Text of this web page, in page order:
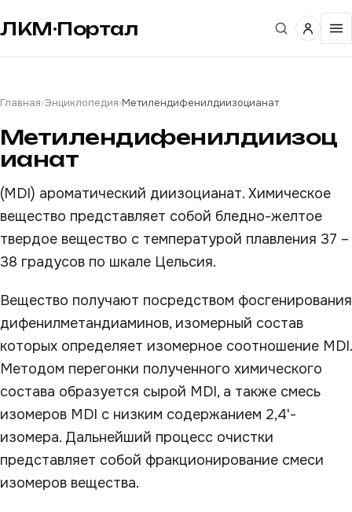
ЛКМ·Портал
Главная›Энциклопедия›Метилендифенилдиизоцианат
Метилендифенилдиизоц
ианат
(MDI) ароматический диизоцианат. Химическое
вещество представляет собой бледно-желтое
твердое вещество с температурой плавления 37 –
38 градусов по шкале Цельсия.
Вещество получают посредством фосгенирования
дифенилметандиаминов, изомерный состав
которых определяет изомерное соотношение MDI.
Методом перегонки полученного химического
состава образуется сырой MDI, а также смесь
изомеров MDI с низким содержанием 2,4'-
изомера. Дальнейший процесс очистки
представляет собой фракционирование смеси
изомеров вещества.